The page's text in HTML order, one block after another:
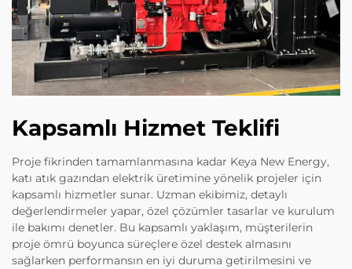
Kapsamlı Hizmet Teklifi
Proje fikrinden tamamlanmasına kadar Keya New Energy,
katı atık gazından elektrik üretimine yönelik projeler için
kapsamlı hizmetler sunar. Uzman ekibimiz, detaylı
değerlendirmeler yapar, özel çözümler tasarlar ve kurulum
ile bakımı denetler. Bu kapsamlı yaklaşım, müşterilerin
proje ömrü boyunca süreçlere özel destek almasını
sağlarken performansın en iyi duruma getirilmesini ve